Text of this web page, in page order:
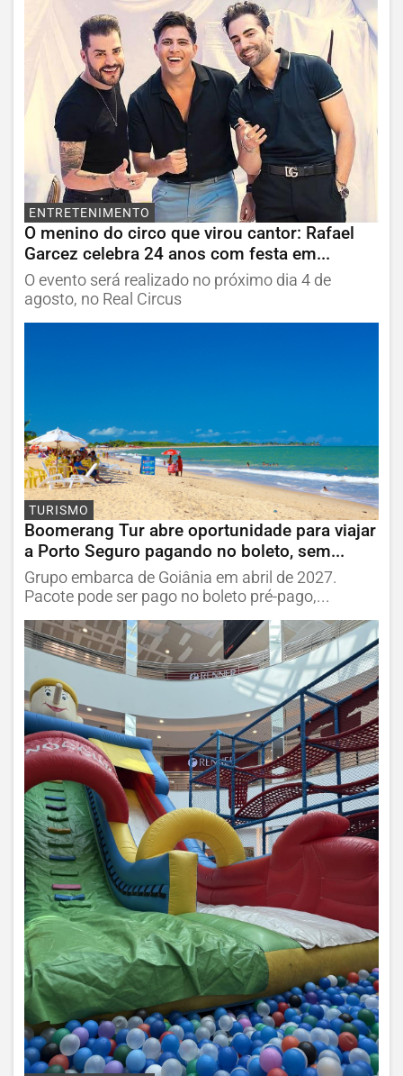
ENTRETENIMENTO
O menino do circo que virou cantor: Rafael
Garcez celebra 24 anos com festa em...
O evento será realizado no próximo dia 4 de
agosto, no Real Circus
TURISMO
Boomerang Tur abre oportunidade para viajar
a Porto Seguro pagando no boleto, sem...
Grupo embarca de Goiânia em abril de 2027.
Pacote pode ser pago no boleto pré-pago,...